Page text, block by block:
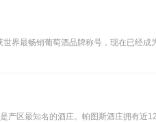
界最畅销葡萄酒品牌称号，现在已经成
产区最知名的酒庄。帕图斯酒庄拥有近